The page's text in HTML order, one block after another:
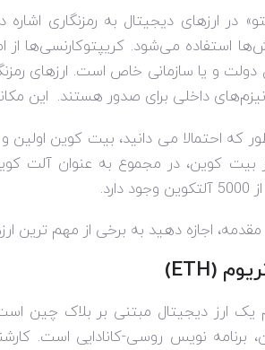
در ارزهای دیجیتال به رمزنگاری
استفاده می‌شود. کریپتوکارنسی‌ها
دولت و یا سازمانی خاص است. ارزهای
داخلی برای صدور هستند. این
که احتمالا می دانید، بیت کوین اولین
بیت کوین، در مجموع به عنوان آلت
مقدمه، اجازه دهید به برخی از مهم ترین
ETH
)
برنامه نویس روسی-کانادایی است.